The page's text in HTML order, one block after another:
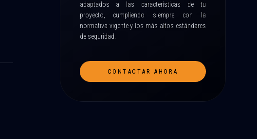
adaptados a las características de tu
proyecto, cumpliendo siempre con la
normativa vigente y los más altos estándares
de seguridad.
CONTACTAR AHORA